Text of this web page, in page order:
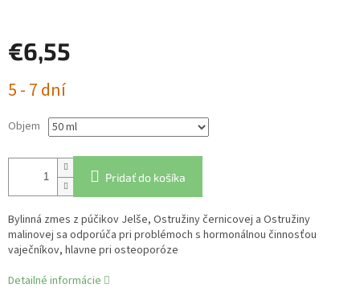
€6,55
cena:
5 - 7 dní
Objem
Pridať do košíka
Bylinná zmes z púčikov Jelše, Ostružiny černicovej a Ostružiny
malinovej sa odporúča pri problémoch s hormonálnou činnosťou
vaječníkov, hlavne pri osteoporóze
Detailné informácie